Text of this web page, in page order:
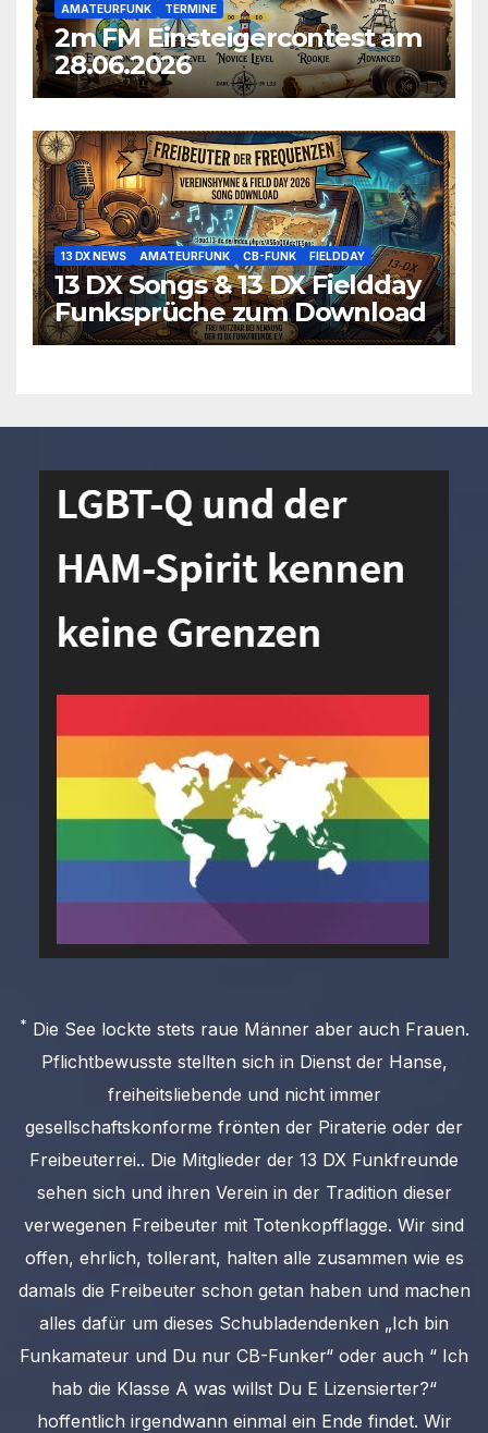
AMATEURFUNK TERMINE
2m FM Einsteigercontest am
28.06.2026
13 DX NEWS AMATEURFUNK CB-FUNK FIELDDAY
13 DX Songs & 13 DX Fieldday
Funksprüche zum Download
* Die See lockte stets raue Männer aber auch Frauen.
Pflichtbewusste stellten sich in Dienst der Hanse,
freiheitsliebende und nicht immer
gesellschaftskonforme frönten der Piraterie oder der
Freibeuterrei.. Die Mitglieder der 13 DX Funkfreunde
sehen sich und ihren Verein in der Tradition dieser
verwegenen Freibeuter mit Totenkopfflagge. Wir sind
offen, ehrlich, tollerant, halten alle zusammen wie es
damals die Freibeuter schon getan haben und machen
alles dafür um dieses Schubladendenken „Ich bin
Funkamateur und Du nur CB-Funker“ oder auch “ Ich
hab die Klasse A was willst Du E Lizensierter?“
hoffentlich irgendwann einmal ein Ende findet. Wir